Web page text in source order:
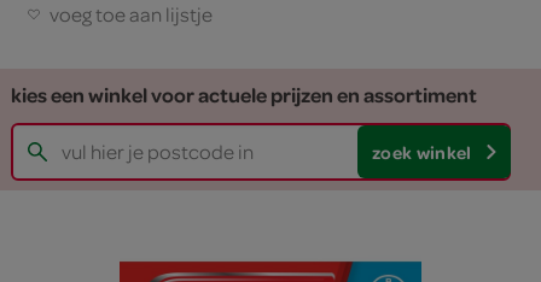
voeg toe aan lijstje
kies een winkel voor actuele prijzen en assortiment
zoek winkel